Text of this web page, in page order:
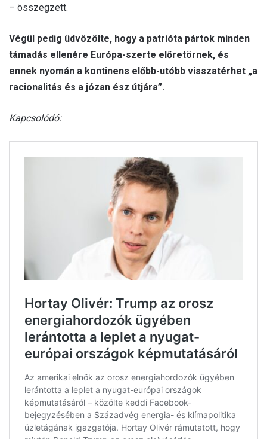
– összegzett.
Végül pedig üdvözölte, hogy a patrióta pártok minden
támadás ellenére Európa-szerte előretörnek, és
ennek nyomán a kontinens előbb-utóbb visszatérhet „a
racionalitás és a józan ész útjára”.
Kapcsolódó: